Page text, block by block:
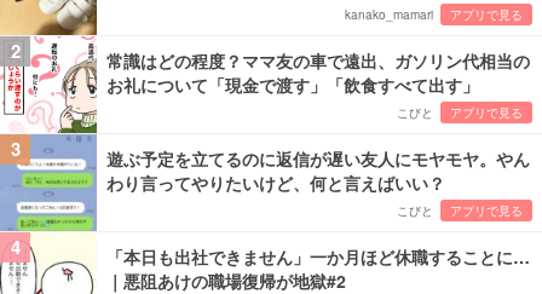
kanako_mamari アプリで見る
2
常識はどの程度？ママ友の車で遠出、ガソリン代相当の
お礼について「現金で渡す」「飲食すべて出す」
こびと アプリで見る
3
遊ぶ予定を立てるのに返信が遅い友人にモヤモヤ。やん
わり言ってやりたいけど、何と言えばいい？
こびと アプリで見る
4
「本日も出社できません」一か月ほど休職することに…
｜悪阻あけの職場復帰が地獄#2